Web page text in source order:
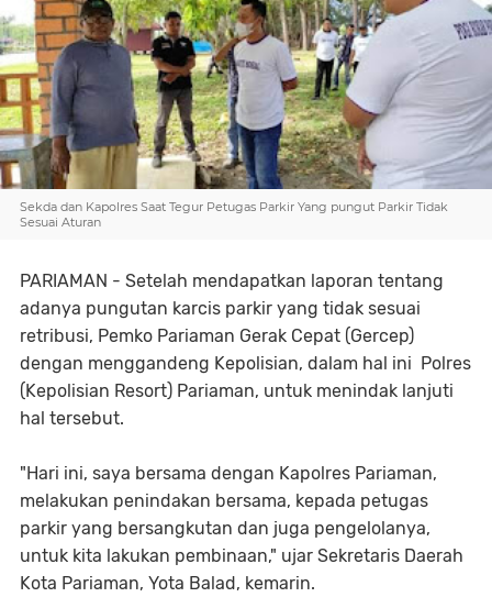
Sekda dan Kapolres Saat Tegur Petugas Parkir Yang pungut Parkir Tidak
Sesuai Aturan
PARIAMAN - Setelah mendapatkan laporan tentang
adanya pungutan karcis parkir yang tidak sesuai
retribusi, Pemko Pariaman Gerak Cepat (Gercep)
dengan menggandeng Kepolisian, dalam hal ini Polres
(Kepolisian Resort) Pariaman, untuk menindak lanjuti
hal tersebut.
"Hari ini, saya bersama dengan Kapolres Pariaman,
melakukan penindakan bersama, kepada petugas
parkir yang bersangkutan dan juga pengelolanya,
untuk kita lakukan pembinaan," ujar Sekretaris Daerah
Kota Pariaman, Yota Balad, kemarin.